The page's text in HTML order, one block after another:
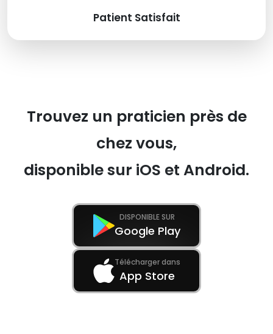
Patient Satisfait
Trouvez un praticien près de
chez vous,
disponible sur iOS et Android.
DISPONIBLE SUR
Google Play
Télécharger dans
App Store